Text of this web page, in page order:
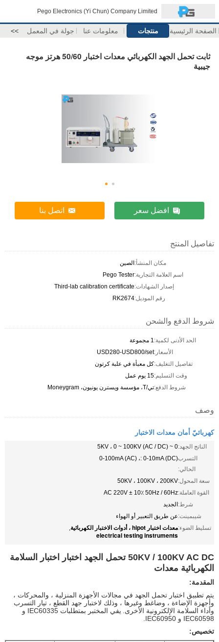
Pego Electronics (Yi Chun) Company Limited
الصفحة الرئيسية منتجات معلومات عنا جولة في المعمل >>
ثابت تحمل الجهد الكهربائي معدات اختبار 50/60 هرتز موجه
جيبية
افضل سعر اتصل بنا
تفاصيل المنتج
مكان المنشأ:الصين
اسم العلامة التجارية:Pego Tester
إصدار الشهادات:Third-lab calibration certificate
رقم الموديل:RK2674
شروط الدفع والشحن
الحد الأدنى لكمية:1 مجموعة
الأسعار:USD280-USD800/set
تفاصيل التغليف:كل معبأة في علبة كرتون
وقت التسليم:15 يوم عمل
شروط الدفع:تي/T، مؤسسة ويسترن يونيون، Moneygram
وصف
كهربائيّ أمان معدات الاختبار
الناتج الجهد:0 ~ 5KV ، 0 ~ 100KV (AC / DC)
التسرب
الحالي:
0-100mA (AC) ،: 0-10mA (DC)
سعة المحول:50KV ، 100KV ، 200KV
القوة العاملة:AC 220V ± 10٪ 50Hz / 60Hz
شرط:الجديد
شيبمينت:عن طريق التعبير أو الهواء
تسليط الضوء:معدات اختبار hipot ، أدوات الاختبار الكهربائية ,
electrical testing instruments
50KV / 100KV AC DC تحمل الجهد اختبار اختبار السلامة
الكهربائية معدات
المقدمة:
يتم تطبيق اختبار تحمل الجهد في مجالات الأجهزة المنزلية ، والمحركات ،
وأجهزة الإضاءة ، وضاغط وغيرها ، وذلك لاختبار جهد القطع ، تيار التسرب
وأداء السلامة الإلكترونية الأخرى.
يفي المختبر بمتطلبات IEC60335 و
IEC60598 و IEC60950.
تخصيص: